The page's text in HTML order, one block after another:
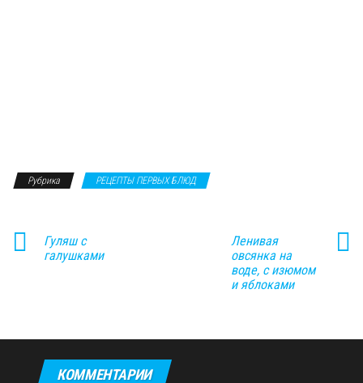
Рубрика РЕЦЕПТЫ ПЕРВЫХ БЛЮД
Гуляш с
галушками
Ленивая
овсянка на
воде, с изюмом
и яблоками
КОММЕНТАРИИ